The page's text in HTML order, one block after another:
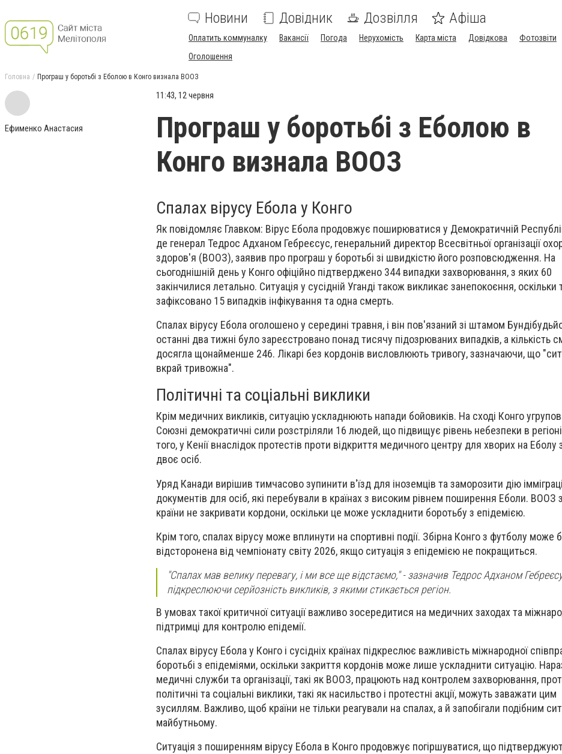
Новини Довідник Дозвілля Афіша
Оплатить коммуналку Вакансії Погода Нерухомість Карта міста Довідкова Фотозвіти
Оголошення
Головна Програш у боротьбі з Еболою в Конго визнала ВООЗ
Ефименко Анастасия
11:43, 12 червня
Програш у боротьбі з Еболою в
Конго визнала ВООЗ
Спалах вірусу Ебола у Конго
Як повідомляє Главком: Вірус Ебола продовжує поширюватися у Демократичній
де генерал Тедрос Адханом Гебреєсус, генеральний директор Всесвітньої організації
здоров'я (ВООЗ), заявив про програш у боротьбі зі швидкістю його розповсюдження. На
сьогоднішній день у Конго офіційно підтверджено 344 випадки захворювання, з яких 60
закінчилися летально. Ситуація у сусідній Уганді також викликає занепокоєння, оскільки
зафіксовано 15 випадків інфікування та одна смерть.
Спалах вірусу Ебола оголошено у середині травня, і він пов'язаний зі штамом
останні два тижні було зареєстровано понад тисячу підозрюваних випадків, а кількість
досягла щонайменше 246. Лікарі без кордонів висловлюють тривогу, зазначаючи, що
вкрай тривожна".
Політичні та соціальні виклики
Крім медичних викликів, ситуацію ускладнюють напади бойовиків. На сході Конго
Союзні демократичні сили розстріляли 16 людей, що підвищує рівень небезпеки в
того, у Кенії внаслідок протестів проти відкриття медичного центру для хворих на Еболу
двоє осіб.
Уряд Канади вирішив тимчасово зупинити в'їзд для іноземців та заморозити дію
документів для осіб, які перебували в країнах з високим рівнем поширення Еболи. ВООЗ
країни не закривати кордони, оскільки це може ускладнити боротьбу з епідемією.
Крім того, спалах вірусу може вплинути на спортивні події. Збірна Конго з футболу може
відсторонена від чемпіонату світу 2026, якщо ситуація з епідемією не покращиться.
"Спалах мав велику перевагу, і ми все ще відстаємо," - зазначив Тедрос Адханом
підкреслюючи серйозність викликів, з якими стикається регіон.
В умовах такої критичної ситуації важливо зосередитися на медичних заходах та
підтримці для контролю епідемії.
Спалах вірусу Ебола у Конго і сусідніх країнах підкреслює важливість міжнародної
боротьбі з епідеміями, оскільки закриття кордонів може лише ускладнити ситуацію.
медичні служби та організації, такі як ВООЗ, працюють над контролем захворювання,
політичні та соціальні виклики, такі як насильство і протестні акції, можуть заважати цим
зусиллям. Важливо, щоб країни не тільки реагували на спалах, а й запобігали подібним
майбутньому.
Ситуація з поширенням вірусу Ебола в Конго продовжує погіршуватися, що